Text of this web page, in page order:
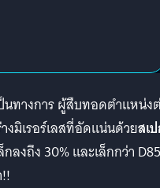
ป็นทางการ ผู้สืบทอดตำแหน่ง
งมิเรอร์เลสที่อัดแน่นด้วยสเ
ลงถึง 30% และเล็กกว่า